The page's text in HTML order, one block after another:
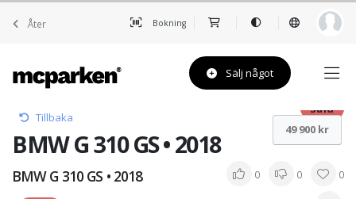
Åter Bokning
Sälj något
Tillbaka
BMW G 310 GS • 2018
Såld
BMW G 310 GS • 2018 0 0 0
49 900 kr